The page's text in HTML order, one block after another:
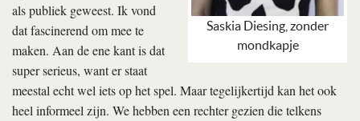
Saskia Diesing, zonder
mondkapje
als publiek geweest. Ik vond
dat fascinerend om mee te
maken. Aan de ene kant is dat
super serieus, want er staat
meestal echt wel iets op het spel. Maar tegelijkertijd kan het ook
heel informeel zijn. We hebben een rechter gezien die telkens